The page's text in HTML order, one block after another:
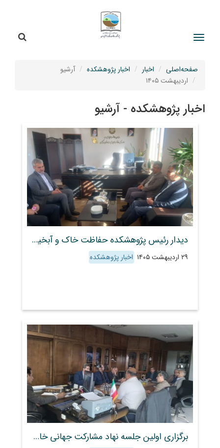
صفحه‌اصلی اخبار اخبار پژوهشکده
آرشیو
اردیبهشت ۱۴۰۵
اخبار پژوهشکده - آرشیو
دیدار رئیس پژوهشکده حفاظت خاک و آبخیزداری با مدیرکل محیط زیست استان مرکزی
۲۹ اردیبهشت ۱۴۰۵ اخبار پژوهشکده
برگزاری اولین جلسه نهاد مشارکت جهانی خاک (GSP) به میزبانی معاونت آب و خاک وزارت جهاد کشاورزی